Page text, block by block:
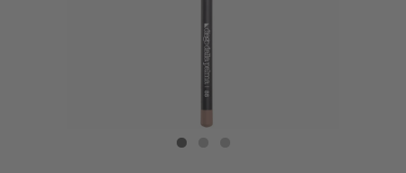
Diego Dalla Palma Lip Pencil